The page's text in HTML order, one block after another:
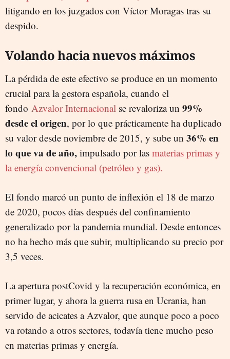
litigando en los juzgados con Víctor Moragas tras su
despido.
Volando hacia nuevos máximos
La pérdida de este efectivo se produce en un momento
crucial para la gestora española, cuando el
fondo Azvalor Internacional se revaloriza un 99%
desde el origen, por lo que prácticamente ha duplicado
su valor desde noviembre de 2015, y sube un 36% en
lo que va de año, impulsado por las materias primas y
la energía convencional (petróleo y gas).
El fondo marcó un punto de inflexión el 18 de marzo
de 2020, pocos días después del confinamiento
generalizado por la pandemia mundial. Desde entonces
no ha hecho más que subir, multiplicando su precio por
3,5 veces.
La apertura postCovid y la recuperación económica, en
primer lugar, y ahora la guerra rusa en Ucrania, han
servido de acicates a Azvalor, que aunque poco a poco
va rotando a otros sectores, todavía tiene mucho peso
en materias primas y energía.